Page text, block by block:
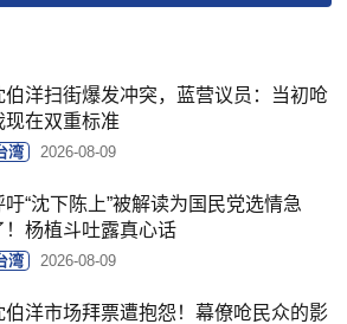
伯洋扫街爆发冲突，蓝营议员：当初呛
现在双重标准
湾 2026-08-09
吁“沈下陈上”被解读为国民党选情急
！杨植斗吐露真心话
湾 2026-08-09
伯洋市场拜票遭抱怨！幕僚呛民众的影